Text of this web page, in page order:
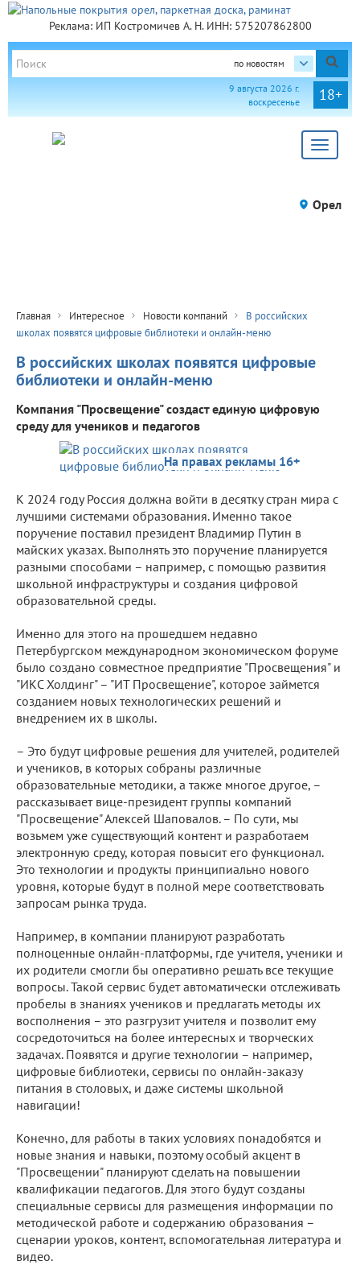
Реклама: ИП Костромичев А. Н. ИНН: 575207862800
по новостям
18+
9 августа 2026 г.
воскресенье
Toggle
Орел
Главная Интересное Новости компаний
В российских
школах появятся цифровые библиотеки и онлайн-меню
В российских школах появятся цифровые
библиотеки и онлайн-меню
Компания "Просвещение" создаст единую цифровую
среду для учеников и педагогов
На правах рекламы 16+
К 2024 году Россия должна войти в десятку стран мира с
лучшими системами образования. Именно такое
поручение поставил президент Владимир Путин в
майских указах. Выполнять это поручение планируется
разными способами – например, с помощью развития
школьной инфраструктуры и создания цифровой
образовательной среды.
Именно для этого на прошедшем недавно
Петербургском международном экономическом форуме
было создано совместное предприятие "Просвещения" и
"ИКС Холдинг" – "ИТ Просвещение", которое займется
созданием новых технологических решений и
внедрением их в школы.
– Это будут цифровые решения для учителей, родителей
и учеников, в которых собраны различные
образовательные методики, а также многое другое, –
рассказывает вице-президент группы компаний
"Просвещение" Алексей Шаповалов. – По сути, мы
возьмем уже существующий контент и разработаем
электронную среду, которая повысит его функционал.
Это технологии и продукты принципиально нового
уровня, которые будут в полной мере соответствовать
запросам рынка труда.
Например, в компании планируют разработать
полноценные онлайн-платформы, где учителя, ученики и
их родители смогли бы оперативно решать все текущие
вопросы. Такой сервис будет автоматически отслеживать
пробелы в знаниях учеников и предлагать методы их
восполнения – это разгрузит учителя и позволит ему
сосредоточиться на более интересных и творческих
задачах. Появятся и другие технологии – например,
цифровые библиотеки, сервисы по онлайн-заказу
питания в столовых, и даже системы школьной
навигации!
Конечно, для работы в таких условиях понадобятся и
новые знания и навыки, поэтому особый акцент в
"Просвещении" планируют сделать на повышении
квалификации педагогов. Для этого будут созданы
специальные сервисы для размещения информации по
методической работе и содержанию образования –
сценарии уроков, контент, вспомогательная литература и
видео.